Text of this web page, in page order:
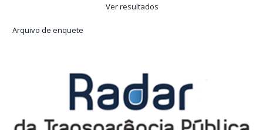
Ver resultados
Arquivo de enquete